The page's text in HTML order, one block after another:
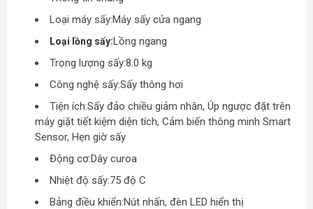
Loại máy sấy:Máy sấy cửa ngang
Loại lồng sấy:Lồng ngang
Trọng lượng sấy:8.0 kg
Công nghệ sấy:Sấy thông hơi
Tiện ích:Sấy đảo chiều giảm nhăn, Úp ngược đặt trên
máy giặt tiết kiệm diện tích, Cảm biến thông minh Smart
Sensor, Hẹn giờ sấy
Động cơ:Dây curoa
Nhiệt độ sấy:75 độ C
Bảng điều khiển:Nút nhấn, đèn LED hiển thị